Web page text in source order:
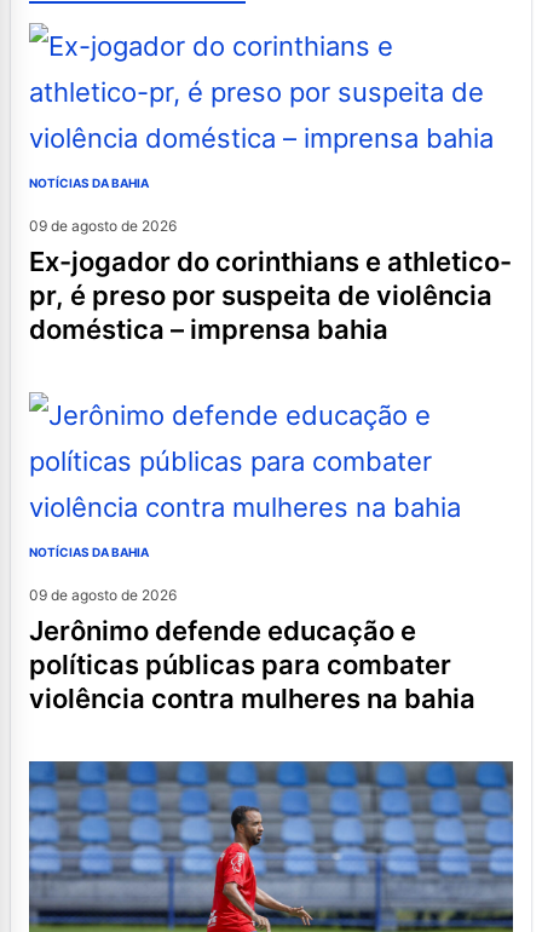
NOTÍCIAS DA BAHIA
09 de agosto de 2026
ex-jogador do corinthians e athletico-
pr, é preso por suspeita de violência
doméstica – imprensa bahia
NOTÍCIAS DA BAHIA
09 de agosto de 2026
jerônimo defende educação e
políticas públicas para combater
violência contra mulheres na bahia